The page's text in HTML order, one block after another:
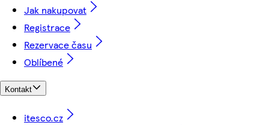
Jak nakupovat
Registrace
Rezervace času
Oblíbené
Kontakt
itesco.cz